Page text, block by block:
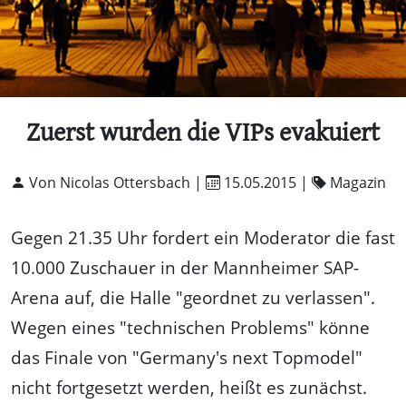
Zuerst wurden die VIPs evakuiert
Von Nicolas Ottersbach | 15.05.2015 | Magazin
Gegen 21.35 Uhr fordert ein Moderator die fast
10.000 Zuschauer in der Mannheimer SAP-
Arena auf, die Halle "geordnet zu verlassen".
Wegen eines "technischen Problems" könne
das Finale von "Germany's next Topmodel"
nicht fortgesetzt werden, heißt es zunächst.